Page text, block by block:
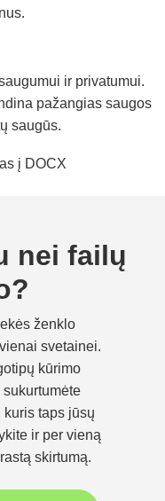
ir privatumui.
pažangias saugos
saugūs.
nei failų
ženklo
svetainei.
kūrimo
taps jūsų
ir per vieną
skirtumą.